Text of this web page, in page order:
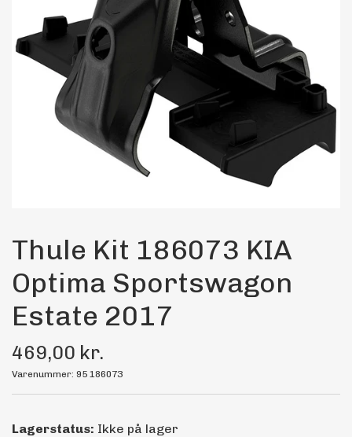
Maling
Bilstereo
Transport Udstyr
Kemi
Dæk & Fælge
Thule Kit 186073 KIA
Optima Sportswagon
Estate 2017
469,00 kr.
Varenummer: 95 186073
Lagerstatus: Ikke på lager